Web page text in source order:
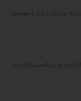
که برندشان باید درهمه‌جا
و این کسب‌وکارتان را